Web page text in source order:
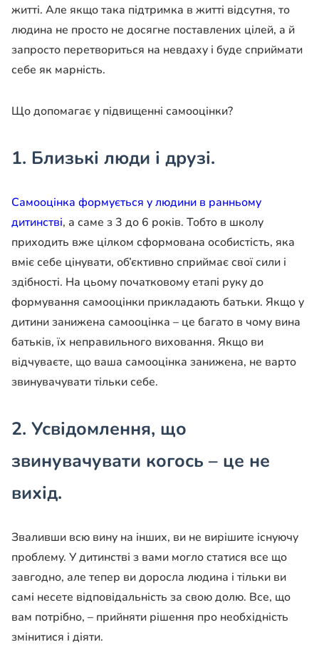
житті. Але якщо така підтримка в житті відсутня, то
людина не просто не досягне поставлених цілей, а й
запросто перетвориться на невдаху і буде сприймати
себе як марність.
Що допомагає у підвищенні самооцінки?
1. Близькі люди і друзі.
Самооцінка формується у людини в ранньому
дитинстві, а саме з 3 до 6 років. Тобто в школу
приходить вже цілком сформована особистість, яка
вміє себе цінувати, об’єктивно сприймає свої сили і
здібності. На цьому початковому етапі руку до
формування самооцінки прикладають батьки. Якщо у
дитини занижена самооцінка – це багато в чому вина
батьків, їх неправильного виховання. Якщо ви
відчуваєте, що ваша самооцінка занижена, не варто
звинувачувати тільки себе.
2. Усвідомлення, що
звинувачувати когось – це не
вихід.
Зваливши всю вину на інших, ви не вирішите існуючу
проблему. У дитинстві з вами могло статися все що
завгодно, але тепер ви доросла людина і тільки ви
самі несете відповідальність за свою долю. Все, що
вам потрібно, – прийняти рішення про необхідність
змінитися і діяти.